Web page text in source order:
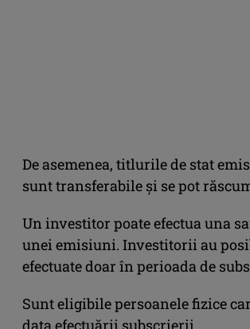
De asemenea, titlurile de stat
sunt transferabile şi se pot
Un investitor poate efectua una
unei emisiuni. Investitorii au
efectuate doar în perioada de
Sunt eligibile persoanele fizice
data efectuării subscrierii.